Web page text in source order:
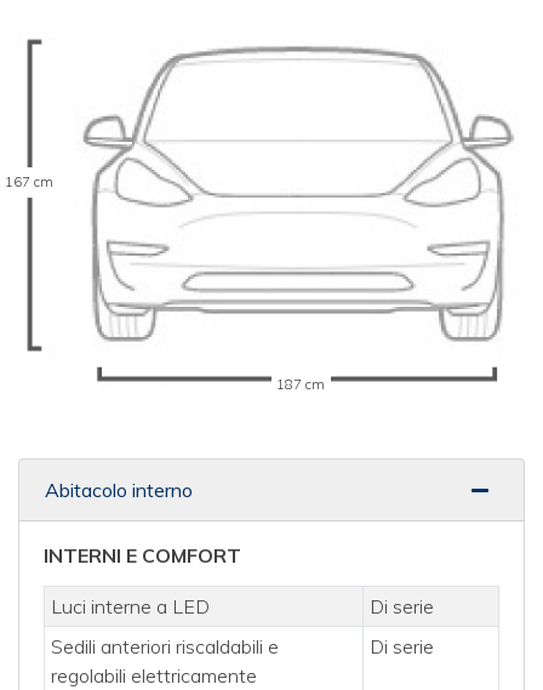
167 cm
187 cm
Abitacolo interno
INTERNI E COMFORT
Luci interne a LED
Di serie
Sedili anteriori riscaldabili e
regolabili elettricamente
Di serie